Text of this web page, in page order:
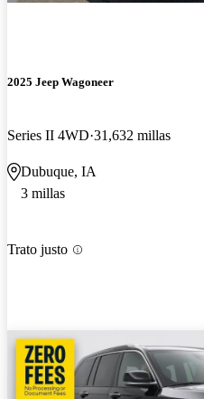
2025 Jeep Wagoneer
Series II 4WD 31,632 millas
Dubuque, IA
3 millas
Trato justo